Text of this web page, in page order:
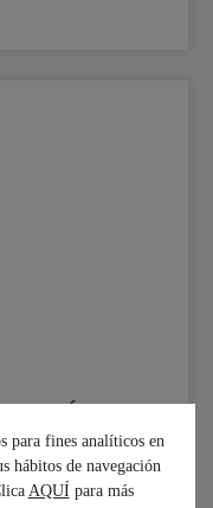
comisuras de los
para fines analíticos en
hábitos de navegación
AQUÍ para más